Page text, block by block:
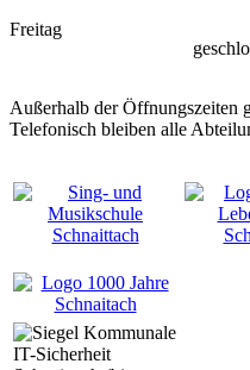
Freitag
Außerhalb der Öffnungszeiten
Telefonisch bleiben alle